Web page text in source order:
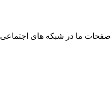
صفحات ما در شبکه های اجتماعی